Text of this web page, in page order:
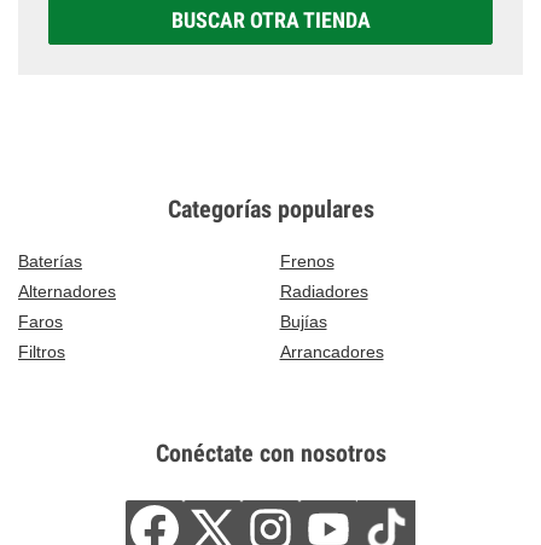
BUSCAR OTRA TIENDA
Categorías populares
Baterías
Frenos
Alternadores
Radiadores
Faros
Bujías
Filtros
Arrancadores
Conéctate con nosotros